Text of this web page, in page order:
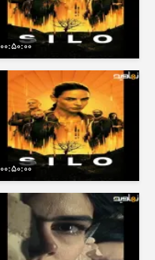
00:50:00
00:50:00